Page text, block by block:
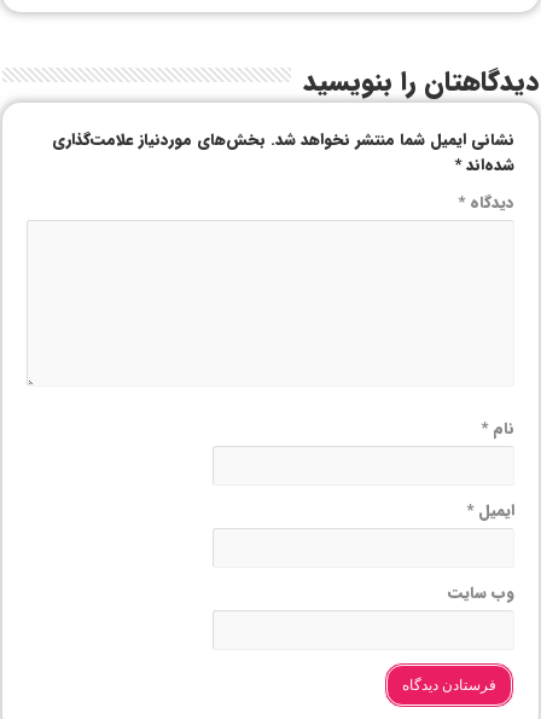
دیدگاهتان را بنویسید
نشانی ایمیل شما منتشر نخواهد شد. بخش‌های موردنیاز علامت‌گذاری
شده‌اند*
دیدگاه*
نام*
ایمیل*
وب‌ سایت